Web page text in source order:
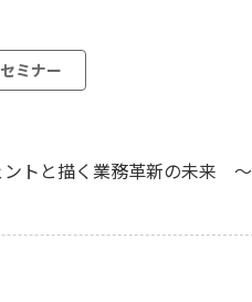
セミナー
ントと描く業務革新の未来 ～